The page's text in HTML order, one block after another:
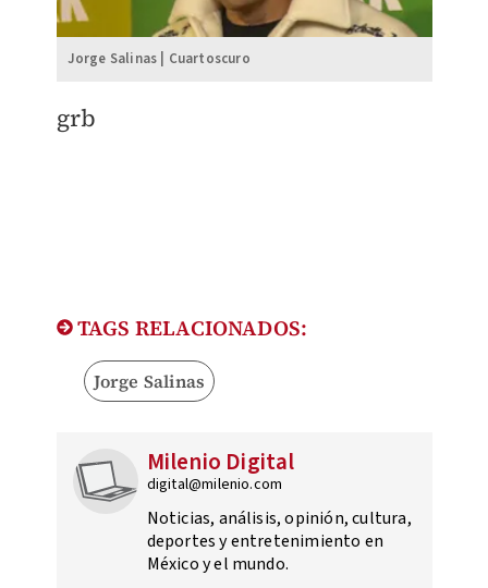
Jorge Salinas | Cuartoscuro
grb
TAGS RELACIONADOS:
Jorge Salinas
Milenio Digital
digital@milenio.com
Noticias, análisis, opinión, cultura,
deportes y entretenimiento en
México y el mundo.